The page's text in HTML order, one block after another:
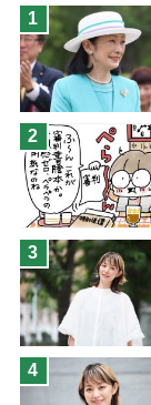
息子の遠距離
兄がボケました
予防法
1
2
3
4